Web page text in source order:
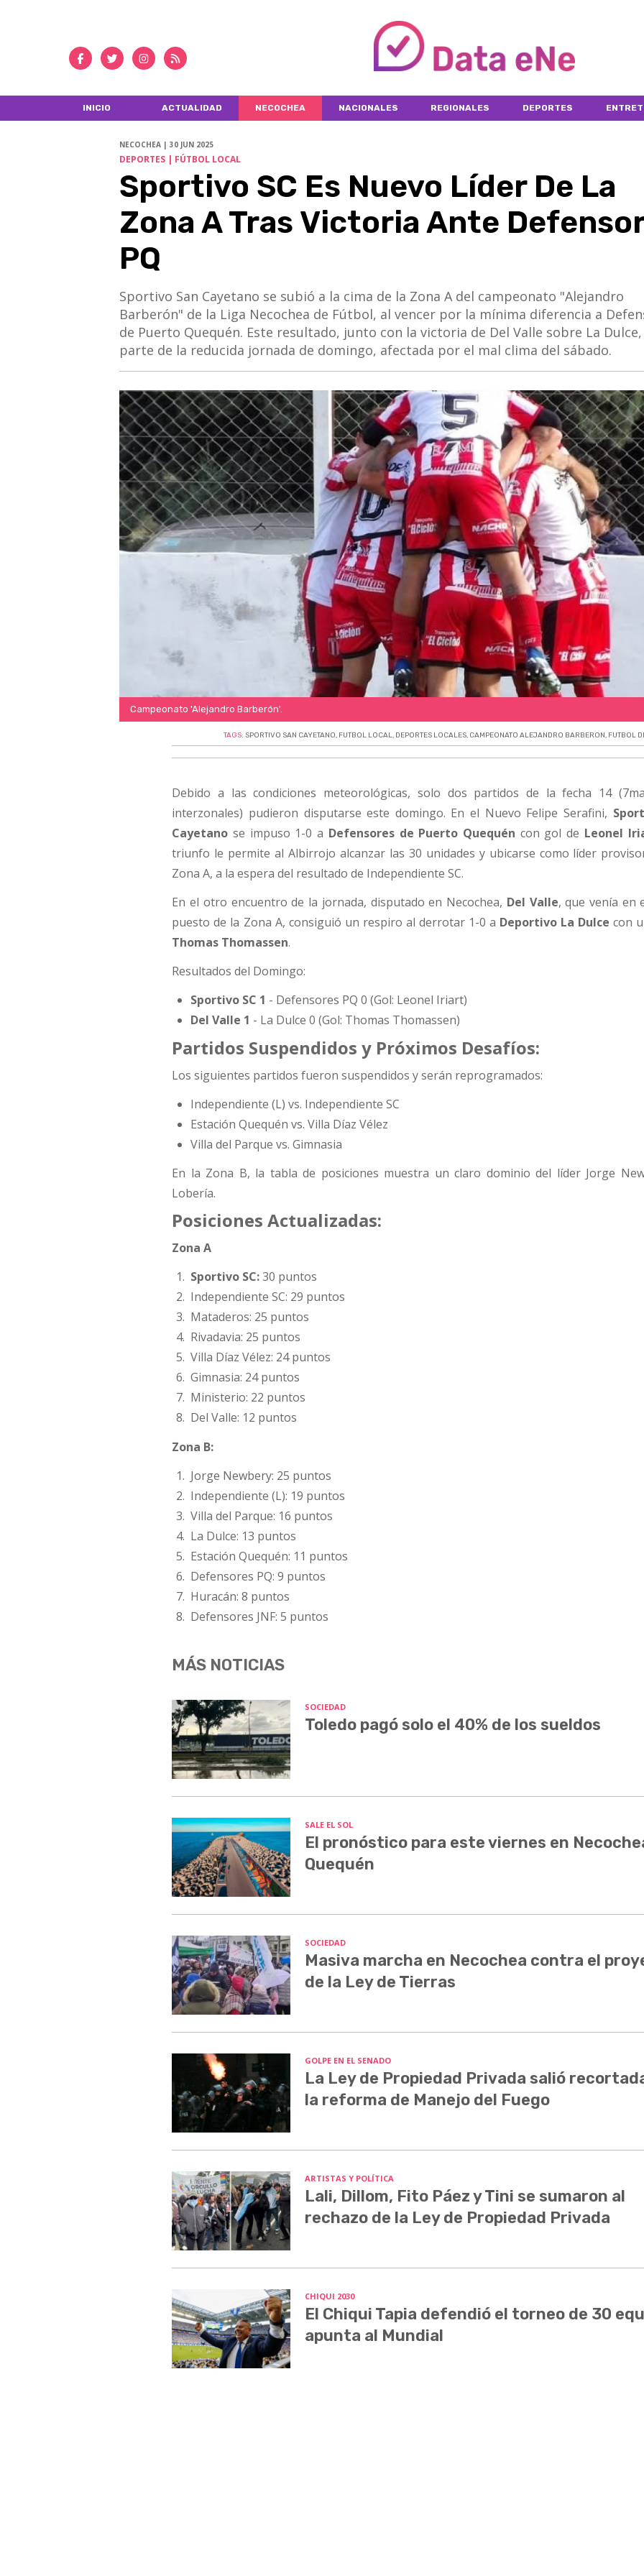
INICIO ACTUALIDAD NECOCHEA NACIONALES REGIONALES DEPORTES
NECOCHEA | 30 JUN 2025
DEPORTES | FÚTBOL LOCAL
Sportivo SC Es Nuevo Líder De La
Zona A Tras Victoria Ante
PQ
Sportivo San Cayetano se subió a la cima de la Zona A del campeonato "Alejandro
Barberón" de la Liga Necochea de Fútbol, al vencer por la mínima diferencia a
de Puerto Quequén. Este resultado, junto con la victoria de Del Valle sobre La
parte de la reducida jornada de domingo, afectada por el mal clima del sábado.
Campeonato 'Alejandro Barberón'.
TAGS: SPORTIVO SAN CAYETANO, FUTBOL LOCAL, DEPORTES LOCALES, CAMPEONATO ALEJANDRO BARBERON, FUTBOL
Debido a las condiciones meteorológicas, solo dos partidos de la fecha 14
interzonales) pudieron disputarse este domingo. En el Nuevo Felipe Serafini,
Cayetano se impuso 1-0 a Defensores de Puerto Quequén con gol de Leonel
triunfo le permite al Albirrojo alcanzar las 30 unidades y ubicarse como líder
Zona A, a la espera del resultado de Independiente SC.
En el otro encuentro de la jornada, disputado en Necochea, Del Valle, que venía en
puesto de la Zona A, consiguió un respiro al derrotar 1-0 a Deportivo La Dulce con
Thomas Thomassen.
Resultados del Domingo:
Sportivo SC 1 - Defensores PQ 0 (Gol: Leonel Iriart)
Del Valle 1 - La Dulce 0 (Gol: Thomas Thomassen)
Partidos Suspendidos y Próximos Desafíos:
Los siguientes partidos fueron suspendidos y serán reprogramados:
Independiente (L) vs. Independiente SC
Estación Quequén vs. Villa Díaz Vélez
Villa del Parque vs. Gimnasia
En la Zona B, la tabla de posiciones muestra un claro dominio del líder Jorge
Lobería.
Posiciones Actualizadas:
Zona A
Sportivo SC:30 puntos
Independiente SC: 29 puntos
Mataderos: 25 puntos
Rivadavia: 25 puntos
Villa Díaz Vélez: 24 puntos
Gimnasia: 24 puntos
Ministerio: 22 puntos
Del Valle: 12 puntos
Zona B:
Jorge Newbery: 25 puntos
Independiente (L): 19 puntos
Villa del Parque: 16 puntos
La Dulce: 13 puntos
Estación Quequén: 11 puntos
Defensores PQ: 9 puntos
Huracán: 8 puntos
Defensores JNF: 5 puntos
MÁS NOTICIAS
SOCIEDAD
Toledo pagó solo el 40% de los sueldos
SALE EL SOL
El pronóstico para este viernes en
Quequén
SOCIEDAD
Masiva marcha en Necochea contra el
de la Ley de Tierras
GOLPE EN EL SENADO
La Ley de Propiedad Privada salió
la reforma de Manejo del Fuego
ARTISTAS Y POLÍTICA
Lali, Dillom, Fito Páez y Tini se sumaron al
rechazo de la Ley de Propiedad Privada
CHIQUI 2030
El Chiqui Tapia defendió el torneo de 30
apunta al Mundial